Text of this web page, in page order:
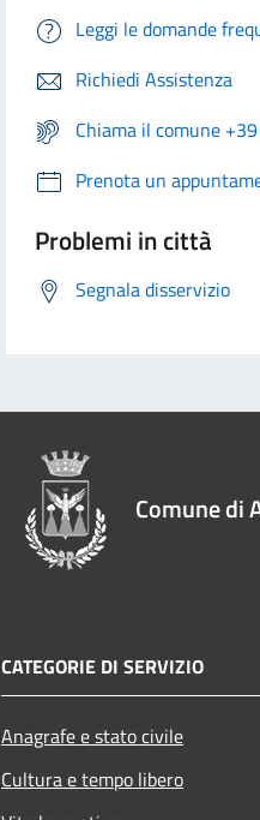
Leggi le domande
Richiedi Assistenza
Chiama il comune
Prenota un
Problemi in città
Segnala disservizio
Comune di
CATEGORIE DI SERVIZIO
Anagrafe e stato civile
Cultura e tempo libero